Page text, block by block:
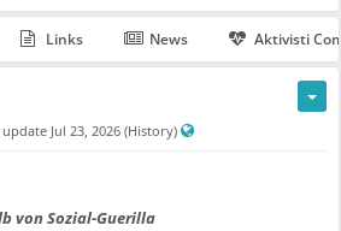
Links News Aktivisti
update Jul 23, 2026 (History)
P
von Sozial-Guerilla